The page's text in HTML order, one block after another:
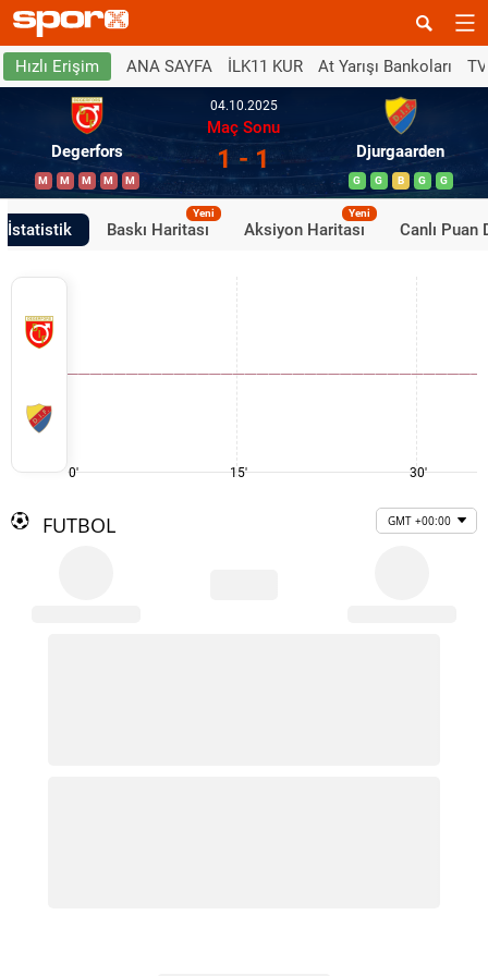
Hızlı Erişim ANA SAYFA İLK11 KUR At Yarışı Bankoları
Degerfors
M M M M M
04.10.2025
Maç Sonu
1 - 1 Djurgaarden
G G B G G
İstatistik Baskı Haritası
Yeni
Aksiyon Haritası
Yeni
Canlı Puan
0' 15' 30'
FUTBOL GMT +00:00